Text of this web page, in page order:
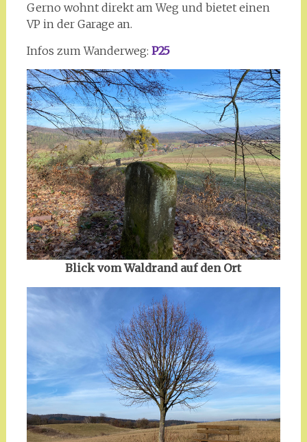
Gerno wohnt direkt am Weg und bietet einen
VP in der Garage an.
Infos zum Wanderweg: P25
Blick vom Waldrand auf den Ort